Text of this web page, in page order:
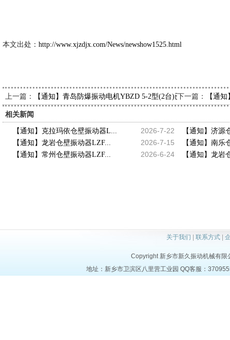
本文出处： http://www.xjzdjx.com/News/newshow1525.html
上一篇： 【通知】青岛防爆振动电机YBZD 5-2型(2台)已发出，请齐经
下一篇： 【通
相关新闻
2026-7-22
【通知】克拉玛依仓壁振动器L... 【通知】济源
2026-7-15
【通知】龙岩仓壁振动器LZF... 【通知】南乐
2026-6-24
【通知】常州仓壁振动器LZF... 【通知】龙岩
关于我们 | 联系方式|
Copyright 新乡市新久振动机械有
地址：新乡市卫滨区八里营工业园 QQ客服：